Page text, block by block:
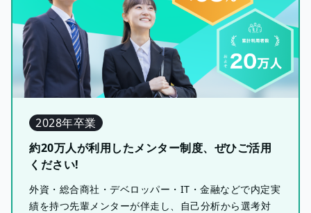
2028年卒業
約20万人が利用したメンター制度、ぜひご活用
ください!
外資・総合商社・デベロッパー・IT・金融などで内定実
績を持つ先輩メンターが伴走し、自己分析から選考対